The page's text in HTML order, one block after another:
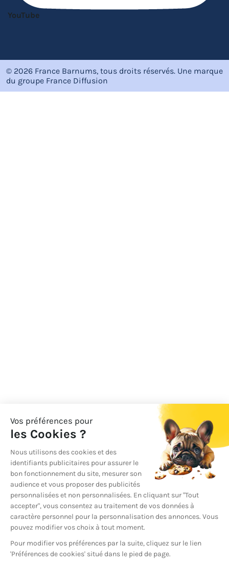
YouTube
© 2026 France Barnums, tous droits réservés. Une marque
du groupe France Diffusion